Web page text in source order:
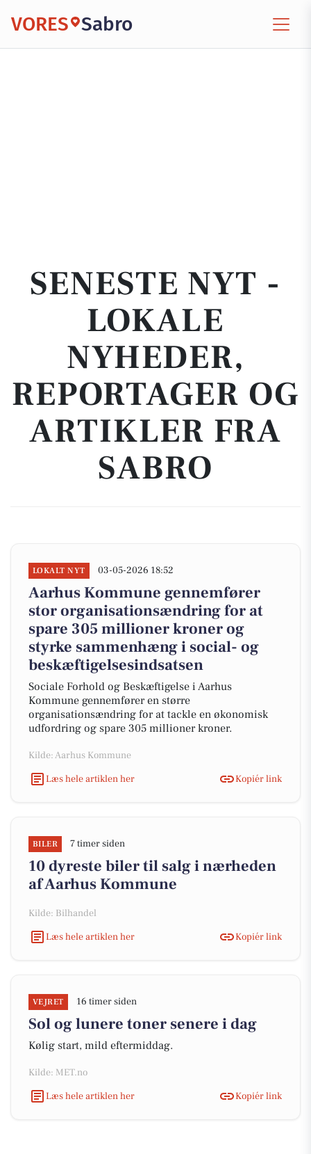
VORES Sabro
SENESTE NYT -
LOKALE
NYHEDER,
REPORTAGER OG
ARTIKLER FRA
SABRO
LOKALT NYT 03-05-2026 18:52
Aarhus Kommune gennemfører
stor organisationsændring for at
spare 305 millioner kroner og
styrke sammenhæng i social- og
beskæftigelsesindsatsen
Sociale Forhold og Beskæftigelse i Aarhus
Kommune gennemfører en større
organisationsændring for at tackle en økonomisk
udfordring og spare 305 millioner kroner.
Kilde: Aarhus Kommune
Læs hele artiklen her
Kopiér link
BILER 7 timer siden
10 dyreste biler til salg i nærheden
af Aarhus Kommune
Kilde: Bilhandel
Læs hele artiklen her
Kopiér link
VEJRET 16 timer siden
Sol og lunere toner senere i dag
Kølig start, mild eftermiddag.
Kilde: MET.no
Læs hele artiklen her
Kopiér link